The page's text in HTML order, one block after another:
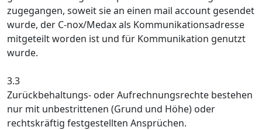
zugegangen, soweit sie an einen mail account gesendet
wurde, der C-nox/Medax als Kommunikationsadresse
mitgeteilt worden ist und für Kommunikation genutzt
wurde.
3.3
Zurückbehaltungs- oder Aufrechnungsrechte bestehen
nur mit unbestrittenen (Grund und Höhe) oder
rechtskräftig festgestellten Ansprüchen.